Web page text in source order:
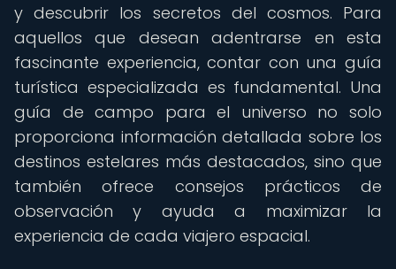
y descubrir los secretos del cosmos. Para
aquellos que desean adentrarse en esta
fascinante experiencia, contar con una guía
turística especializada es fundamental. Una
guía de campo para el universo no solo
proporciona información detallada sobre los
destinos estelares más destacados, sino que
también ofrece consejos prácticos de
observación y ayuda a maximizar la
experiencia de cada viajero espacial.